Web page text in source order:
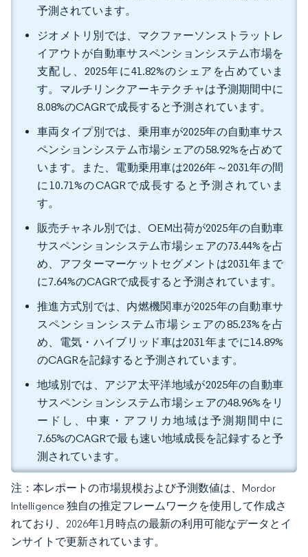
予測されています。
ジオメトリ別では、マクファーソンストラットレ
イアウトが自動車サスペンションシステム市場を
支配し、2025年に41.82%のシェアを占めていま
す。マルチリンクアーキテクチャは予測期間中に
8.08%のCAGRで成長すると予測されています。
車両タイプ別では、乗用車が2025年の自動車サス
ペンションシステム市場シェアの58.92%を占めて
います。また、電動乗用車は2026年～2031年の間
に10.71%のCAGRで成長すると予測されていま
す。
販売チャネル別では、OEM出荷が2025年の自動車
サスペンションシステム市場シェアの73.44%を占
め、アフターマーケットセグメントは2031年まで
に7.64%のCAGRで成長すると予測されています。
推進方式別では、内燃機関車が2025年の自動車サ
スペンションシステム市場シェアの85.23%を占
め、電気・ハイブリッド車は2031年までに14.89%
のCAGRを記録すると予測されています。
地域別では、アジア太平洋地域が2025年の自動車
サスペンションシステム市場シェアの48.96%をリ
ードし、中東・アフリカ地域は予測期間中に
7.65%のCAGRで最も速い地域成長を記録すると予
測されています。
注：本レポートの市場規模および予測数値は、Mordor
Intelligence 独自の推定フレームワークを使用して作成さ
れており、2026年1月時点の最新の利用可能なデータとイ
ンサイトで更新されています。